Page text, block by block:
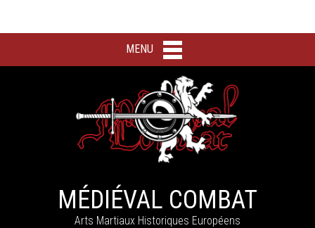
MENU
MÉDIÉVAL COMBAT
Arts Martiaux Historiques Européens